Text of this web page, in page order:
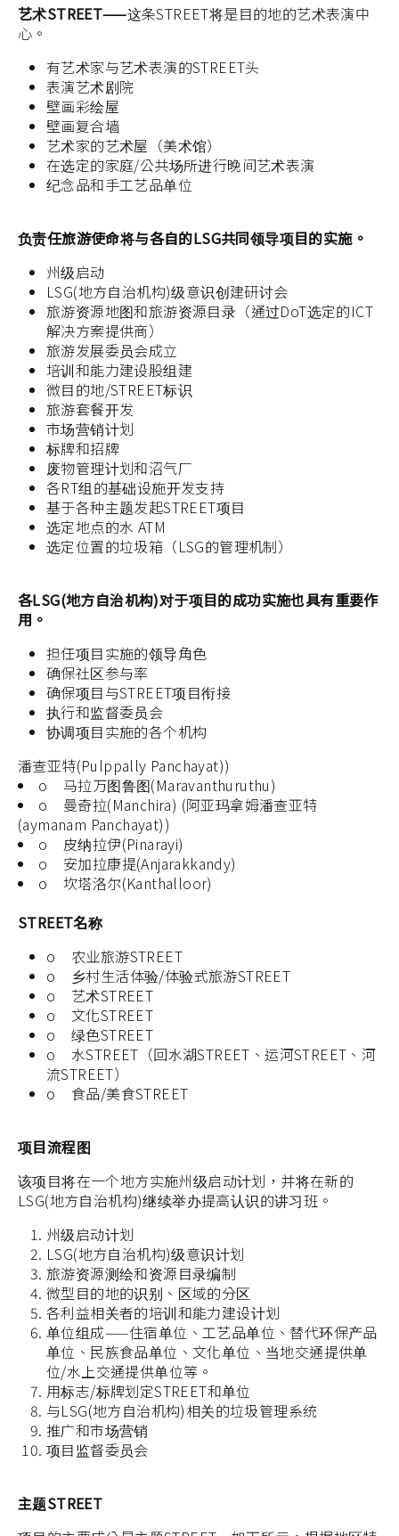
艺术STREET——这条STREET将是目的地的艺术表演中
心。
有艺术家与艺术表演的STREET头
表演艺术剧院
壁画彩绘屋
壁画复合墙
艺术家的艺术屋（美术馆）
在选定的家庭/公共场所进行晚间艺术表演
纪念品和手工艺品单位
负责任旅游使命将与各自的LSG共同领导项目的实施。
州级启动
LSG(地方自治机构)级意识创建研讨会
旅游资源地图和旅游资源目录（通过DoT选定的ICT
解决方案提供商）
旅游发展委员会成立
培训和能力建设股组建
微目的地/STREET标识
旅游套餐开发
市场营销计划
标牌和招牌
废物管理计划和沼气厂
各RT组的基础设施开发支持
基于各种主题发起STREET项目
选定地点的水 ATM
选定位置的垃圾箱（LSG的管理机制）
各LSG(地方自治机构)对于项目的成功实施也具有重要作
用。
担任项目实施的领导角色
确保社区参与率
确保项目与STREET项目衔接
执行和监督委员会
协调项目实施的各个机构
潘查亚特(Pulppally Panchayat))
o 马拉万图鲁图(Maravanthuruthu)
o 曼奇拉(Manchira) (阿亚玛拿姆潘查亚特
(aymanam Panchayat))
o 皮纳拉伊(Pinarayi)
o 安加拉康提(Anjarakkandy)
o 坎塔洛尔(Kanthalloor)
STREET名称
o 农业旅游STREET
o 乡村生活体验/体验式旅游STREET
o 艺术STREET
o 文化STREET
o 绿色STREET
o 水STREET（回水湖STREET、运河STREET、河
流STREET）
o 食品/美食STREET
项目流程图
该项目将在一个地方实施州级启动计划，并将在新的
LSG(地方自治机构)继续举办提高认识的讲习班。
州级启动计划
LSG(地方自治机构)级意识计划
旅游资源测绘和资源目录编制
微型目的地的识别、区域的分区
各利益相关者的培训和能力建设计划
单位组成——住宿单位、工艺品单位、替代环保产品
单位、民族食品单位、文化单位、当地交通提供单
位/水上交通提供单位等。
用标志/标牌划定STREET和单位
与LSG(地方自治机构)相关的垃圾管理系统
推广和市场营销
项目监督委员会
主题STREET